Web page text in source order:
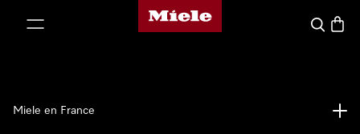
Page d'accueil Miele
Search
Miele en France